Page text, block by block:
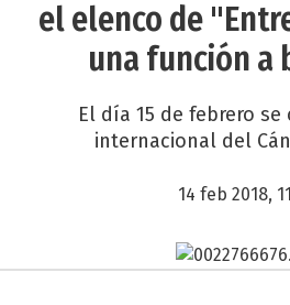
el elenco de
una función a
El día 15 de febrero
internacional del
14 feb 2018,